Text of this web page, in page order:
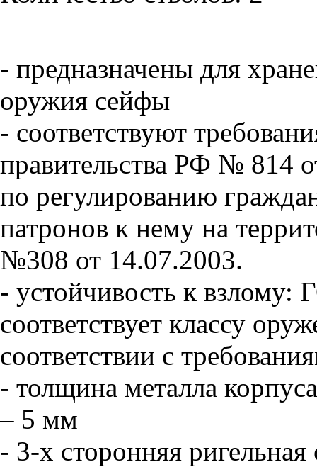
- предназначены для
оружия сейфы
- соответствуют
правительства РФ № 814
по регулированию
патронов к нему на
№308 от 14.07.2003.
- устойчивость к взлому:
соответствует классу
соответствии с
- толщина металла
– 5 мм
- 3-х сторонняя